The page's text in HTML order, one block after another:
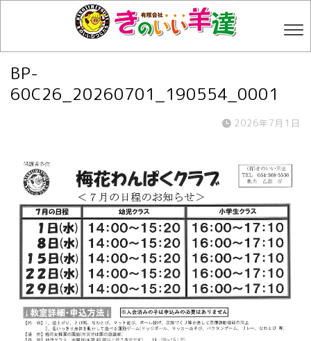
BP-
60C26_20260701_190554_0001
2026年7月1日